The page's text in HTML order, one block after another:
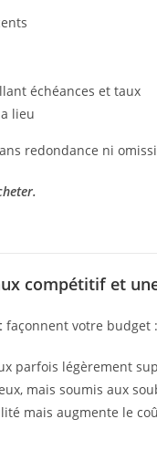
échéances et taux
lieu
redondance ni
compétitif et
façonnent votre budget :
parfois légèrement
mais soumis aux
mais augmente le